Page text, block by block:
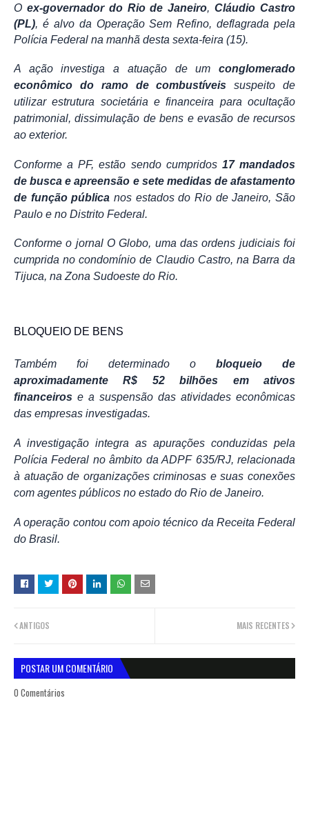
O ex-governador do Rio de Janeiro, Cláudio Castro
(PL), é alvo da Operação Sem Refino, deflagrada pela
Polícia Federal na manhã desta sexta-feira (15).
A ação investiga a atuação de um conglomerado
econômico do ramo de combustíveis suspeito de
utilizar estrutura societária e financeira para ocultação
patrimonial, dissimulação de bens e evasão de recursos
ao exterior.
Conforme a PF, estão sendo cumpridos 17 mandados
de busca e apreensão e sete medidas de afastamento
de função pública nos estados do Rio de Janeiro, São
Paulo e no Distrito Federal.
Conforme o jornalO Globo, uma das ordens judiciais foi
cumprida no condomínio de Claudio Castro, na Barra da
Tijuca, na Zona Sudoeste do Rio.
BLOQUEIO DE BENS
Também foi determinado o bloqueio de
aproximadamente R$ 52 bilhões em ativos
financeiros e a suspensão das atividades econômicas
das empresas investigadas.
A investigação integra as apurações conduzidas pela
Polícia Federal no âmbito da ADPF 635/RJ, relacionada
à atuação de organizações criminosas e suas conexões
com agentes públicos no estado do Rio de Janeiro.
A operação contou com apoio técnico da Receita Federal
do Brasil.
MAIS RECENTES
ANTIGOS
POSTAR UM COMENTÁRIO
0 Comentários